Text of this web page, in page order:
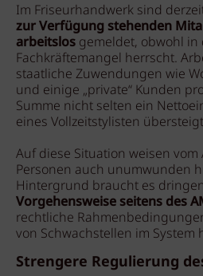
Im Friseurhandwerk sind
zur Verfügung stehenden
arbeitslos gemeldet, obwohl in
Fachkräftemangel herrscht.
staatliche Zuwendungen wie
und einige „private“ Kunden
Summe nicht selten ein
eines Vollzeitstylisten
Auf diese Situation weisen vom
Personen auch unumwunden
Hintergrund braucht es
Vorgehensweise seitens des
rechtliche
von Schwachstellen im System
Strengere Regulierung